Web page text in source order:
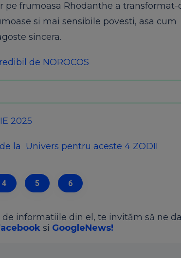
frumoasa Rhodanthe a transformat-
si mai sensibile povesti, asa cum
sincera.
de NOROCOS
2025
la Univers pentru aceste 4 ZODII
4 5 6
informatiile din el, te invităm să ne
și GoogleNews!